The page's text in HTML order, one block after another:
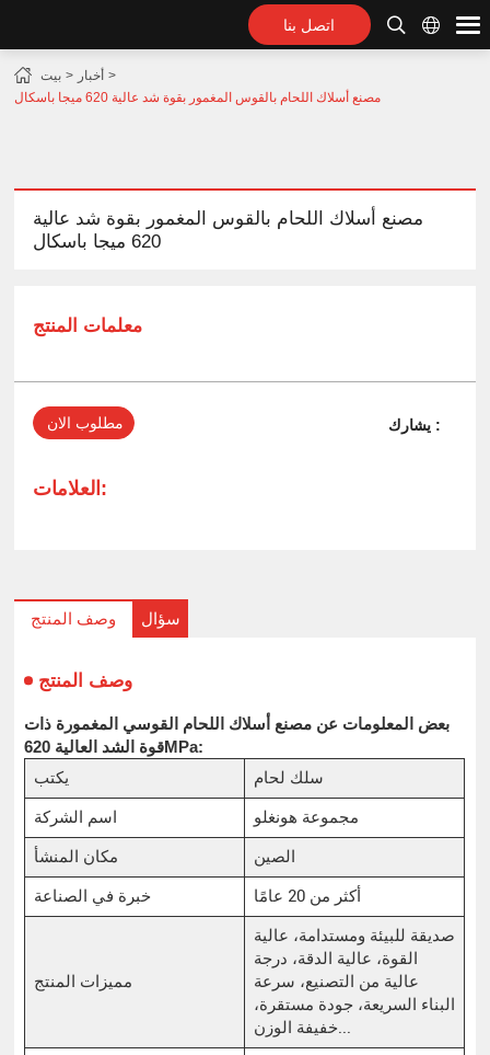
اتصل بنا
بيت
أخبار
مصنع أسلاك اللحام بالقوس المغمور بقوة شد عالية 620 ميجا باسكال
مصنع أسلاك اللحام بالقوس المغمور بقوة شد عالية
620 ميجا باسكال
معلمات المنتج
مطلوب الان يشارك :
العلامات:
وصف المنتج سؤال
وصف المنتج
بعض المعلومات عن مصنع أسلاك اللحام القوسي المغمورة ذات
قوة الشد العالية 620MPa:
يكتب
سلك لحام
اسم الشركة
مجموعة هونغلو
مكان المنشأ
الصين
خبرة في الصناعة
أكثر من 20 عامًا
مميزات المنتج
صديقة للبيئة ومستدامة، عالية
القوة، عالية الدقة، درجة
عالية من التصنيع، سرعة
البناء السريعة، جودة مستقرة،